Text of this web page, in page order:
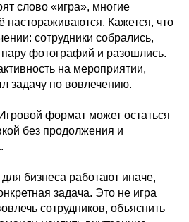
слово «игра», многие
настораживаются. Кажется, что
сотрудники собрались,
фотографий и разошлись.
на мероприятии,
задачу по вовлечению.
формат может остаться
без продолжения и
бизнеса работают иначе,
задача. Это не игра
сотрудников, объяснить